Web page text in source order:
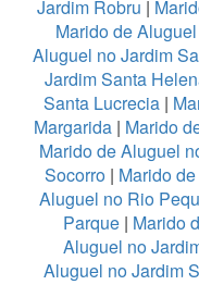
Jardim Robru |
Marido de
Aluguel no Jardim
Jardim Santa
Santa Lucrecia|
Margarida | Marido
Marido de Aluguel
Socorro | Marido
Aluguel no Rio
Parque | Marido
Aluguel no
Aluguel no Jardim